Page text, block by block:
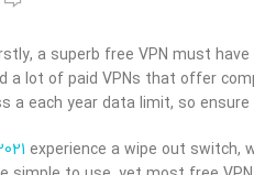
a superb free VPN must
lot of paid VPNs that offer
each year data limit, so
experience a wipe out switch,